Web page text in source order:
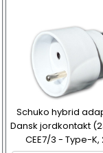
Schuko hybrid
Dansk jordkontakt
CEE7/3 - Type-K,